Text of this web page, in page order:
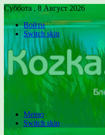
Суббота , 8 Август 2026
Войти
Switch skin
Меню
Switch skin